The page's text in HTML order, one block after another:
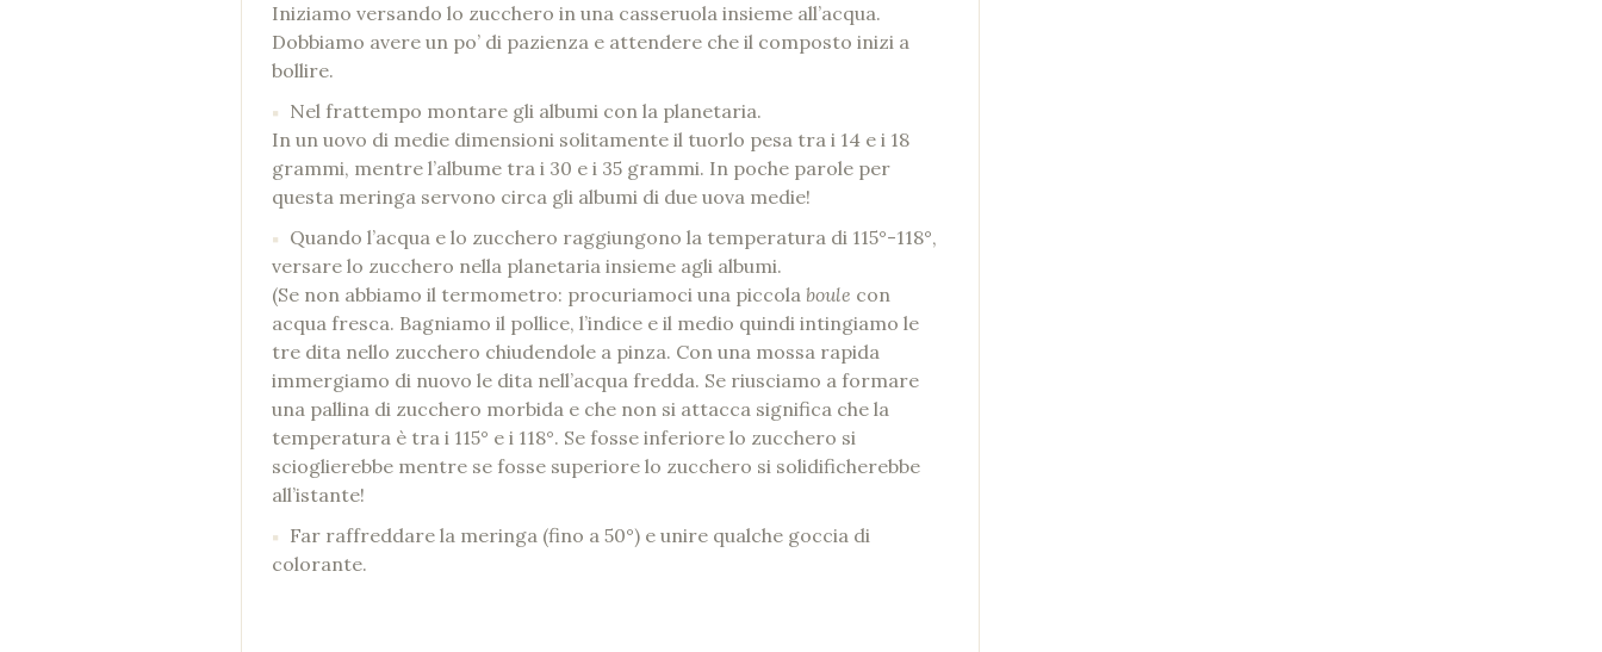
Iniziamo versando lo zucchero in una casseruola insieme all’acqua.
Dobbiamo avere un po’ di pazienza e attendere che il composto inizi a
bollire.
Nel frattempo montare gli albumi con la planetaria.
In un uovo di medie dimensioni solitamente il tuorlo pesa tra i 14 e i 18
grammi, mentre l’albume tra i 30 e i 35 grammi. In poche parole per
questa meringa servono circa gli albumi di due uova medie!
Quando l’acqua e lo zucchero raggiungono la temperatura di 115°-118°,
versare lo zucchero nella planetaria insieme agli albumi.
(Se non abbiamo il termometro: procuriamoci una piccola boule con
acqua fresca. Bagniamo il pollice, l’indice e il medio quindi intingiamo le
tre dita nello zucchero chiudendole a pinza. Con una mossa rapida
immergiamo di nuovo le dita nell’acqua fredda. Se riusciamo a formare
una pallina di zucchero morbida e che non si attacca significa che la
temperatura è tra i 115° e i 118°. Se fosse inferiore lo zucchero si
scioglierebbe mentre se fosse superiore lo zucchero si solidificherebbe
all’istante!
Far raffreddare la meringa (fino a 50°) e unire qualche goccia di
colorante.